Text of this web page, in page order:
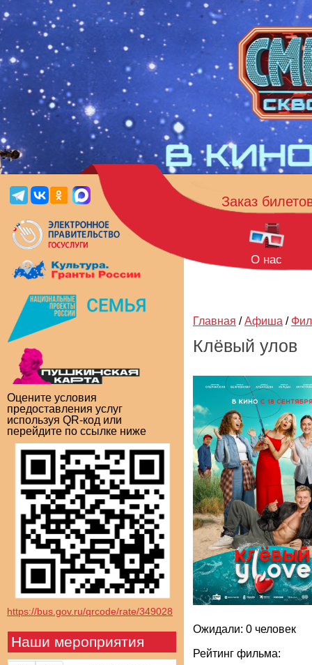
Оцените условия
предоставления услуг
используя QR-код или
перейдите по ссылке ниже
https://bus.gov.ru/qrcode/rate/349028
Наши мероприятия
Заказ
О нас
Главная / Афиша /
Клёвый улов
Ожидали: 0 человек
Рейтинг фильма: